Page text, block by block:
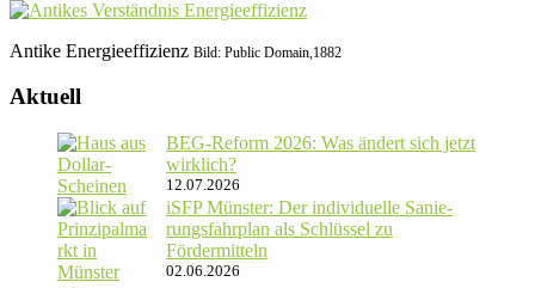
Antike Ener­gie­effi­zienz Bild: Public Domain,1882
Aktuell
BEG-Reform 2026: Was ändert sich jetzt
wirklich?
12.07.2026
iSFP Münster: Der indi­vi­du­elle Sanie­
rungs­fahr­plan als Schlüssel zu
Fördermitteln
02.06.2026